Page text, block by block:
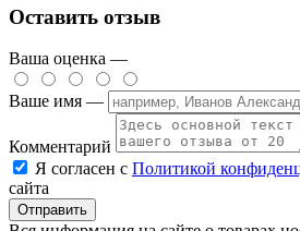
Оставить отзыв
Ваша оценка —
Ваше имя —
Комментарий
Я согласен с Политикой
сайта